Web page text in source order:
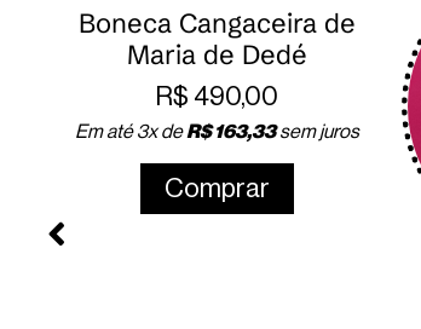
Boneca Cangaceira de
Maria de Dedé
R$ 490,00
Em até 3x deR$163,33sem juros
Comprar